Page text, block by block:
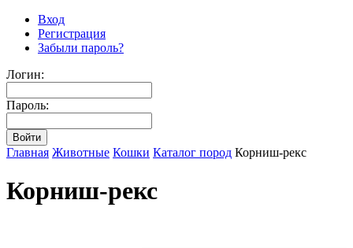
Вход
Регистрация
Забыли пароль?
Логин:
Пароль:
Главная Животные Кошки Каталог пород Корниш-рекс
Корниш-рекс